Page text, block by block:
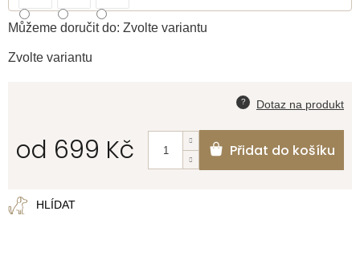
Zvolte variantu
Můžeme doručit do: Zvolte variantu
od 699 Kč Přidat do košíku
HLÍDAT